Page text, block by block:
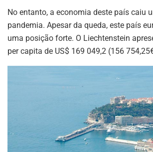
No entanto, a economia deste país caiu
pandemia. Apesar da queda, este país
uma posição forte. O Liechtenstein
per capita de US$ 169 049,2 (156